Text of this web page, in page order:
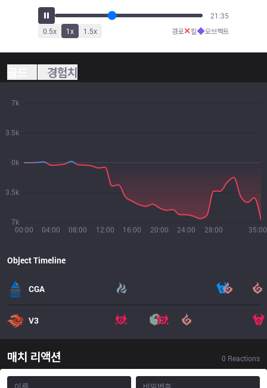
23:00
0.5x 1x 1.5x 경로✕킬◆오브젝트
경험치
00:00 04:00 08:00 12:00 16:00 20:00 24:00 28:00 35:00
7k
3.5k
0k
3.5k
7k
Object Timeline
CGA
V3
매치 리액션 0 Reactions